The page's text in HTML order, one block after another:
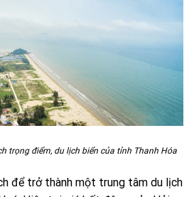
trọng điểm, du lịch biển của tỉnh Thanh Hóa
để trở thành một trung tâm du lịch